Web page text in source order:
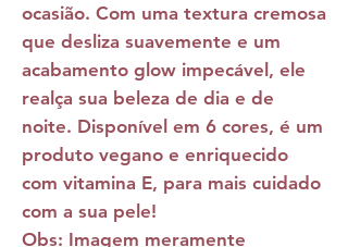
ocasião. Com uma textura cremosa
que desliza suavemente e um
acabamento glow impecável, ele
realça sua beleza de dia e de
noite. Disponível em 6 cores, é um
produto vegano e enriquecido
com vitamina E, para mais cuidado
com a sua pele!
Obs: Imagem meramente